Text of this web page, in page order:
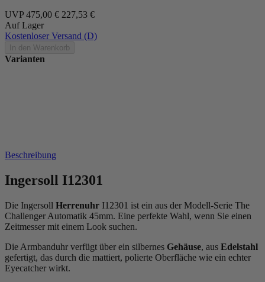
UVP 475,00 € 227,53 €
Auf Lager
Kostenloser Versand (D)
In den Warenkorb
Varianten
Beschreibung
Ingersoll I12301
Die Ingersoll Herrenuhr I12301 ist ein aus der Modell-Serie The
Challenger Automatik 45mm. Eine perfekte Wahl, wenn Sie einen
Zeitmesser mit einem Look suchen.
Die Armbanduhr verfügt über ein silbernes Gehäuse, aus Edelstahl
gefertigt, das durch die mattiert, polierte Oberfläche wie ein echter
Eyecatcher wirkt.